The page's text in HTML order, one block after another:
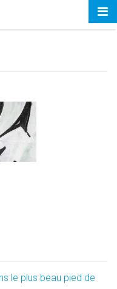
le plus beau pied de